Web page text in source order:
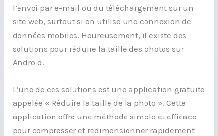
l’envoi par e-mail ou du téléchargement sur un
site web, surtout si on utilise une connexion de
données mobiles. Heureusement, il existe des
solutions pour réduire la taille des photos sur
Android.
L’une de ces solutions est une application gratuite
appelée « Réduire la taille de la photo ». Cette
application offre une méthode simple et efficace
pour compresser et redimensionner rapidement